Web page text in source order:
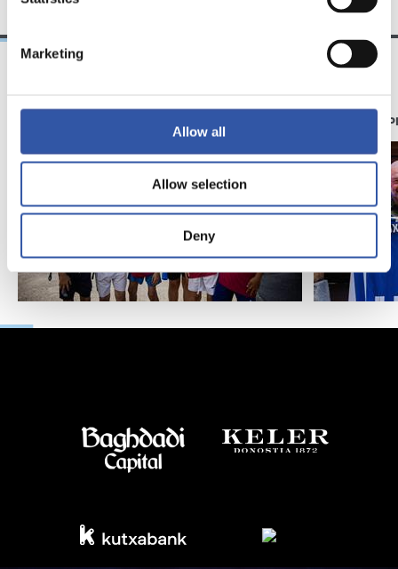
Marketing
Allow all
Allow selection
Deny
GALERIE DE